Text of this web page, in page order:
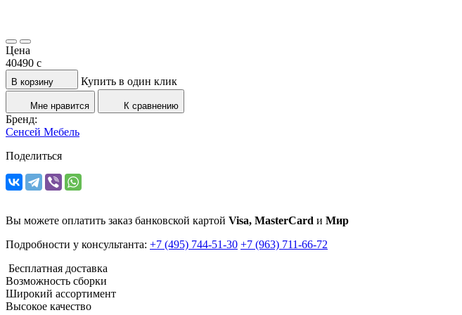
Цена
40490 c
В корзину Купить в один клик
Мне нравится К сравнению
Бренд:
Сенсей Мебель
Поделиться
Вы можете оплатить заказ банковской картой Visa, MasterCard и Мир
Подробности у консультанта: +7 (495) 744-51-30 +7 (963) 711-66-72
Бесплатная доставка
Возможность сборки
Широкий ассортимент
Высокое качество